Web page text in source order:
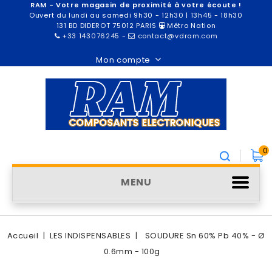
RAM - Votre magasin de proximité à votre écoute !
Ouvert du lundi au samedi 9h30 - 12h30 | 13h45 - 18h30
131 BD DIDEROT 75012 PARIS
Métro Nation
+33 143076245 - contact@vdram.com
Mon compte
0
MENU
Accueil LES INDISPENSABLES
SOUDURE Sn 60% Pb 40% - Ø
0.6mm - 100g